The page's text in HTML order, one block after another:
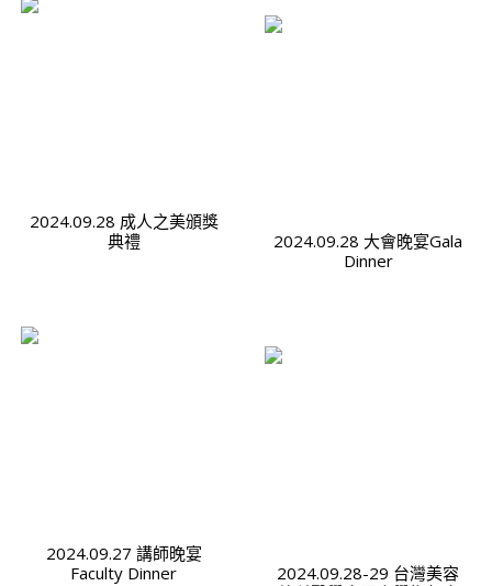
2024.09.28 成人之美頒獎
典禮
2024.09.28 大會晚宴Gala
Dinner
2024.09.27 講師晚宴
Faculty Dinner
2024.09.28-29 台灣美容